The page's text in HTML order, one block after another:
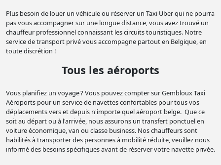
Plus besoin de louer un véhicule ou réserver un Taxi Uber qui ne pourra
pas vous accompagner sur une longue distance, vous avez trouvé un
chauffeur professionnel connaissant les circuits touristiques. Notre
service de transport privé vous accompagne partout en Belgique, en
toute discrétion !
Tous les aéroports
Vous planifiez un voyage ? Vous pouvez compter sur Gembloux Taxi
Aéroports ​​pour un service de navettes confortables pour tous vos
déplacements vers et depuis n'importe quel aéroport belge. Que ce
soit au départ ou à l'arrivée, nous assurons un transfert ponctuel en
voiture économique, van ou classe business. Nos chauffeurs sont
habilités à transporter des personnes à mobilité réduite, veuillez nous
informé des besoins spécifiques avant de réserver votre navette privée.